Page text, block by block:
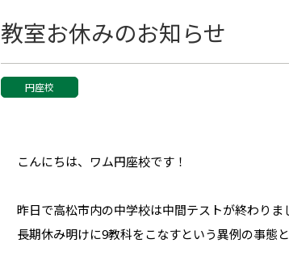
教室お休みのお知らせ
円座校
こんにちは、ワム円座校です！
昨日で高松市内の中学校は中間テストが終わりま
長期休み明けに9教科をこなすという異例の事態